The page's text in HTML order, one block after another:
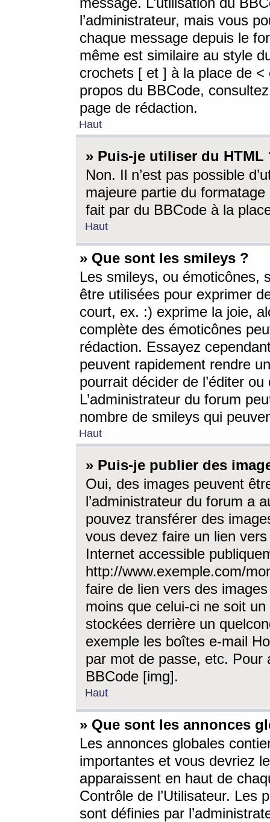
l’administrateur, mais vous
chaque message depuis le
même est similaire au style
crochets [ et ] à la place de <
propos du BBCode,
page de rédaction.
Haut
» Puis-je utiliser du HTML
Non. Il n’est pas possible
majeure partie du
fait par du BBCode à la
Haut
» Que sont les smileys ?
Les smileys, ou émoticônes,
être utilisées pour exprimer
court, ex. :) exprime la joie,
complète des émoticônes
rédaction. Essayez
peuvent rapidement rendre
pourrait décider de l’éditer
L’administrateur du forum
nombre de smileys qui
Haut
» Puis-je publier des
Oui, des images peuvent
l’administrateur du forum a
pouvez transférer des
vous devez faire un lien
Internet accessible
http://www.exemple.com/
faire de lien vers des
moins que celui-ci ne soit
stockées derrière un
exemple les boîtes e-mail
par mot de passe, etc. Pour
BBCode [img].
Haut
» Que sont les annonces
Les annonces globales
importantes et vous devriez
apparaissent en haut de
Contrôle de l’Utilisateur. Les
sont définies par